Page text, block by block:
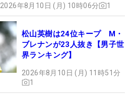
2026年8月10日 (月) 10時06分 1
松山英樹は24位キープ M・
ブレナンが23人抜き【男子世
界ランキング】
2026年8月10日 (月) 11時51分
1